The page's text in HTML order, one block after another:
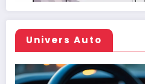
Univers Auto